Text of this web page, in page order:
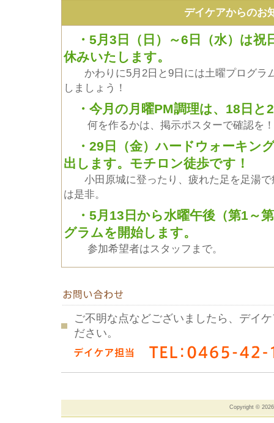
デイケアからのお
・5月3日（日）～6日（水）は祝
休みいたします。
かわりに5月2日と9日には土曜プログラ
しましょう！
・今月の月曜PM調理は、18日と
何を作るかは、掲示ポスターで確認を！
・29日（金）ハードウォーキン
出します。モチロン徒歩です！
小田原城に登ったり、疲れた足を足湯で
は是非。
・5月13日から水曜午後（第1～
グラムを開始します。
参加希望者はスタッフまで。
ご不明な点などございましたら、デイ
ださい。
Copyright ©